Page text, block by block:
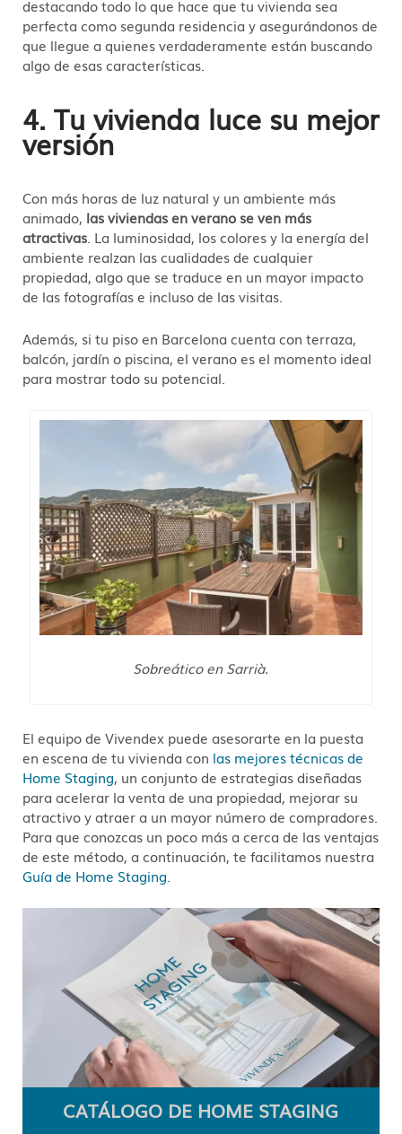
destacando todo lo que hace que tu vivienda sea
perfecta como segunda residencia y asegurándonos de
que llegue a quienes verdaderamente están buscando
algo de esas características.
4. Tu vivienda luce su mejor
versión
Con más horas de luz natural y un ambiente más
animado, las viviendas en verano se ven más
atractivas . La luminosidad, los colores y la energía del
ambiente realzan las cualidades de cualquier
propiedad, algo que se traduce en un mayor impacto
de las fotografías e incluso de las visitas.
Además, si tu piso en Barcelona cuenta con terraza,
balcón, jardín o piscina, el verano es el momento ideal
para mostrar todo su potencial.
Sobreático en Sarrià.
El equipo de Vivendex puede asesorarte en la puesta
en escena de tu vivienda con las mejores técnicas de
Home Staging, un conjunto de estrategias diseñadas
para acelerar la venta de una propiedad, mejorar su
atractivo y atraer a un mayor número de compradores.
Para que conozcas un poco más a cerca de las ventajas
de este método, a continuación, te facilitamos nuestra
Guía de Home Staging
CATÁLOGO DE HOME STAGING